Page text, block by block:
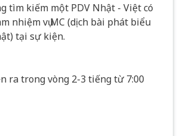
tìm kiếm một PDV Nhật - Việt có
nhiệm vụ MC (dịch bài phát biểu
tại sự kiện.
ra trong vòng 2-3 tiếng từ 7:00